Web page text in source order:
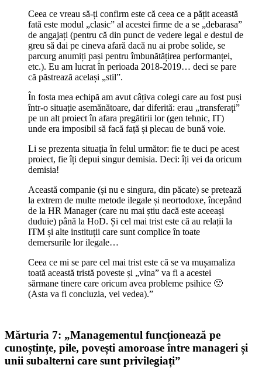
Ceea ce vreau să-ți confirm este că ceea ce a pățit această
fată este modul „clasic” al acestei firme de a se „debarasa”
de angajați (pentru că din punct de vedere legal e destul de
greu să dai pe cineva afară dacă nu ai probe solide, se
parcurg anumiți pași pentru îmbunătățirea performanței,
etc.). Eu am lucrat în perioada 2018-2019… deci se pare
că păstrează același „stil”.
În fosta mea echipă am avut câțiva colegi care au fost puși
într-o situație asemănătoare, dar diferită: erau „transferați”
pe un alt proiect în afara pregătirii lor (gen tehnic, IT)
unde era imposibil să facă față și plecau de bună voie.
Li se prezenta situația în felul următor: fie te duci pe acest
proiect, fie îți depui singur demisia. Deci: îți vei da oricum
demisia!
Această companie (și nu e singura, din păcate) se pretează
la extrem de multe metode ilegale și neortodoxe, începând
de la HR Manager (care nu mai știu dacă este aceeași
duduie) până la HoD. Și cel mai trist este că au relații la
ITM și alte instituții care sunt complice în toate
demersurile lor ilegale…
Ceea ce mi se pare cel mai trist este că se va mușamaliza
toată această tristă poveste și „vina” va fi a acestei
sărmane tinere care oricum avea probleme psihice 🙁
(Asta va fi concluzia, vei vedea).”
Mărturia 7: „Managementul funcționează pe
cunoștințe, pile, povești amoroase între manageri și
unii subalterni care sunt privilegiați”